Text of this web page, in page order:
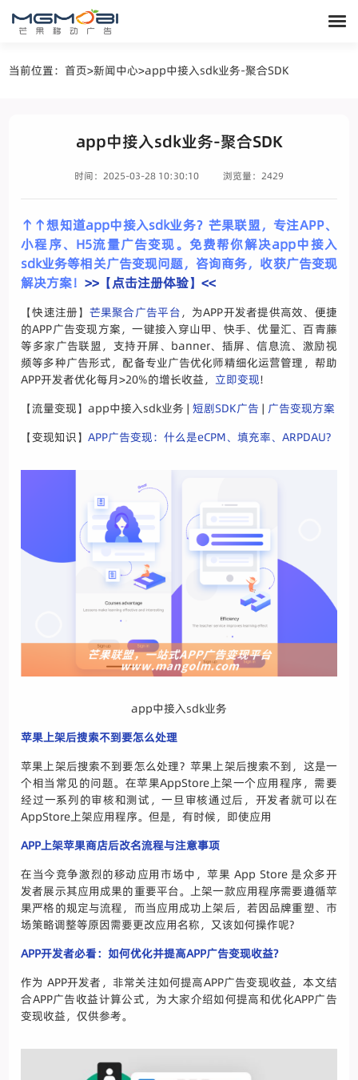
当前位置：首页>新闻中心>app中接入sdk业务-聚合SDK
app中接入sdk业务-聚合SDK
时间：2025-03-28 10:30:10 浏览量：2429
↑↑想知道app中接入sdk业务？芒果联盟，专注APP、
小程序、H5流量广告变现。免费帮你解决app中接入
sdk业务等相关广告变现问题，咨询商务，收获广告变现
解决方案！>>【点击注册体验】<<
【快速注册】 芒果聚合广告平台，为APP开发者提供高效、便捷
的APP广告变现方案，一键接入穿山甲、快手、优量汇、百青藤
等多家广告联盟，支持开屏、banner、插屏、信息流、激励视
频等多种广告形式，配备专业广告优化师精细化运营管理，帮助
APP开发者优化每月>20%的增长收益， 立即变现!
【流量变现】app中接入sdk业务 |短剧SDK广告 |广告变现方案
【变现知识】APP广告变现：什么是eCPM、填充率、ARPDAU?
app中接入sdk业务
苹果上架后搜索不到要怎么处理
苹果上架后搜索不到要怎么处理？苹果上架后搜索不到，这是一
个相当常见的问题。在苹果AppStore上架一个应用程序，需要
经过一系列的审核和测试，一旦审核通过后，开发者就可以在
AppStore上架应用程序。但是，有时候，即使应用
APP上架苹果商店后改名流程与注意事项
在当今竞争激烈的移动应用市场中，苹果 App Store 是众多开
发者展示其应用成果的重要平台。上架一款应用程序需要遵循苹
果严格的规定与流程，而当应用成功上架后，若因品牌重塑、市
场策略调整等原因需要更改应用名称，又该如何操作呢?
APP开发者必看：如何优化并提高APP广告变现收益?
作为 APP开发者，非常关注如何提高APP广告变现收益，本文结
合APP广告收益计算公式，为大家介绍如何提高和优化APP广告
变现收益，仅供参考。